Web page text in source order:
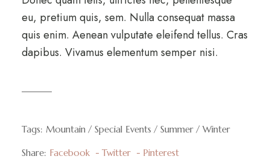
eu, pretium quis, sem. Nulla consequat massa
quis enim. Aenean vulputate eleifend tellus. Cras
dapibus. Vivamus elementum semper nisi.
Tags: Mountain Special Events Summer Winter
Share: Facebook Twitter Pinterest